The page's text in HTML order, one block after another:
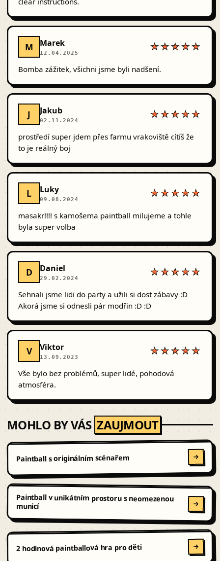
M Marek
12.04.2025
★★★★★
Bomba zážitek, všichni jsme byli nadšení.
J Jakub
02.11.2024
★★★★★
prostředí super jdem přes farmu vrakoviště cítíš že
to je reálný boj
L Luky
09.08.2024
★★★★★
masakr!!!! s kamošema paintball milujeme a tohle
byla super volba
D Daniel
29.02.2024
★★★★★
Sehnali jsme lidi do party a užili si dost zábavy :D
Akorá jsme si odnesli pár modřin :D :D
V Viktor
13.09.2023
★★★★★
Vše bylo bez problémů, super lidé, pohodová
atmosféra.
MOHLO BY VÁS ZAUJMOUT
Paintball s originálním scénařem
Paintball v unikátním prostoru s neomezenou
municí
2 hodinová paintballová hra pro děti